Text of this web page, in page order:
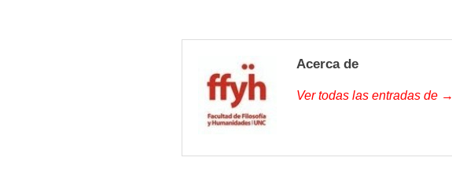
Acerca de
Ver todas las entradas de →